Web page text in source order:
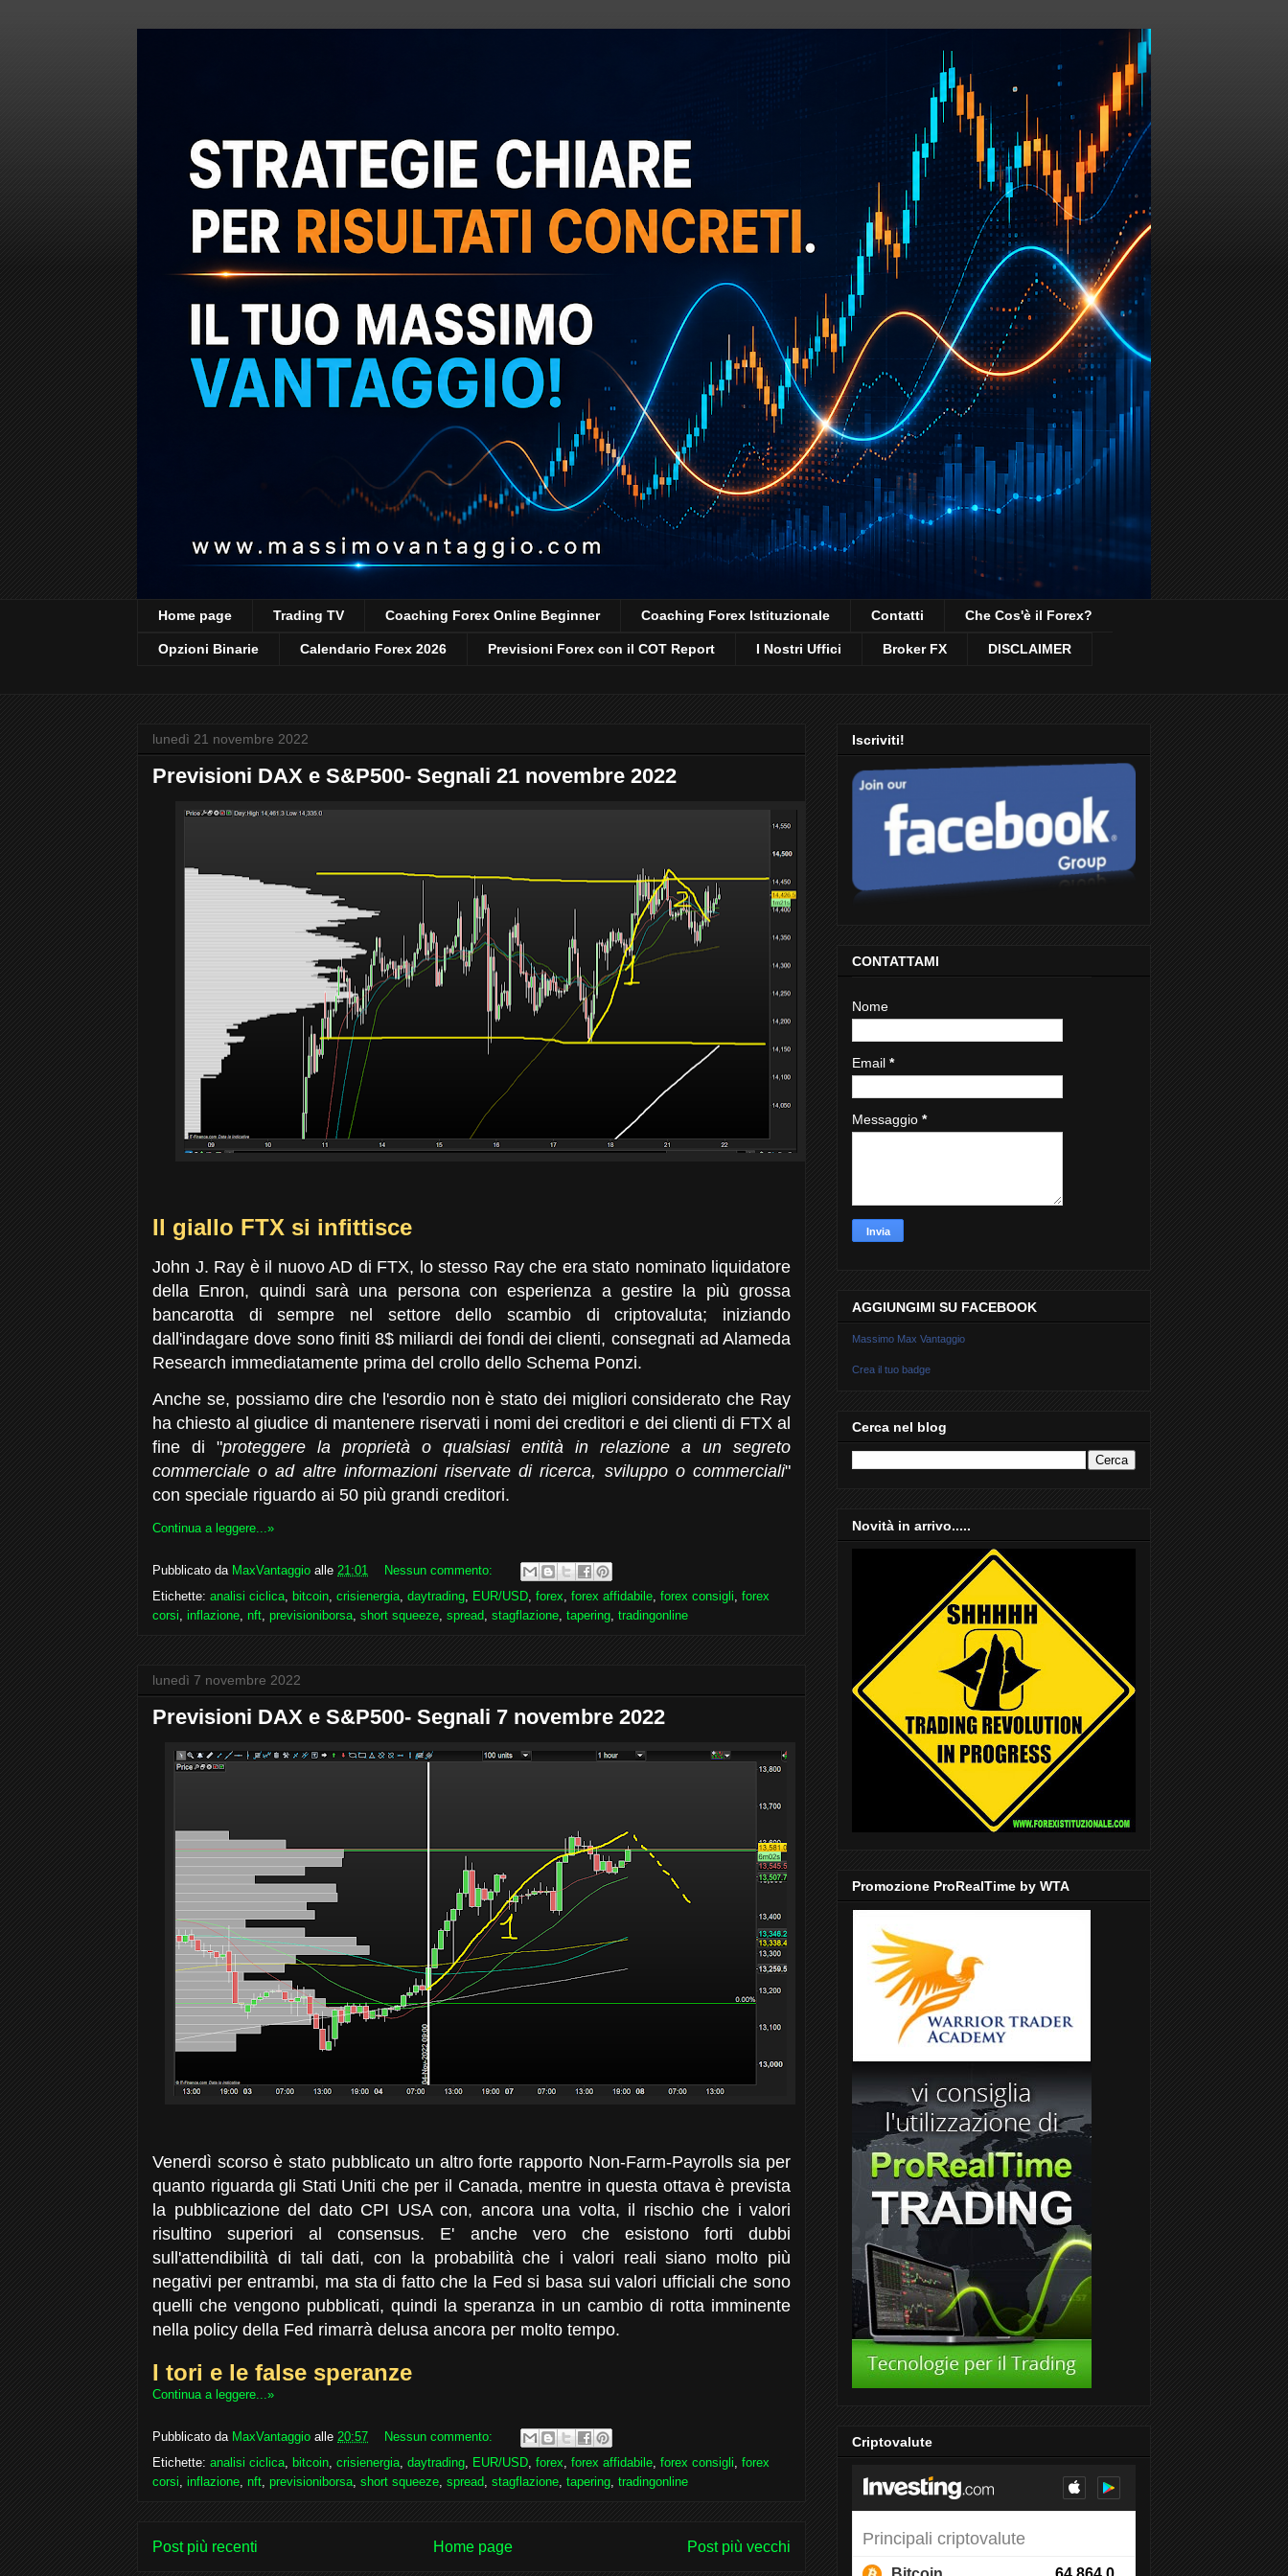
Home page Trading TV Coaching Forex Online Beginner Coaching Forex Istituzionale Contatti Che Cos'è il Forex?
Opzioni Binarie Calendario Forex 2026 Previsioni Forex con il COT Report I Nostri Uffici Broker FX DISCLAIMER
lunedì 21 novembre 2022
Previsioni DAX e S&P500- Segnali 21 novembre 2022
Il giallo FTX si infittisce
John J. Ray è il nuovo AD di FTX, lo stesso Ray che era stato nominato liquidatore
della Enron, quindi sarà una persona con esperienza a gestire la più grossa
bancarotta di sempre nel settore dello scambio di criptovaluta; iniziando
dall'indagare dove sono finiti 8$ miliardi dei fondi dei clienti, consegnati ad Alameda
Research immediatamente prima del crollo dello Schema Ponzi.
Anche se, possiamo dire che l'esordio non è stato dei migliori considerato che Ray
ha chiesto al giudice di mantenere riservati i nomi dei creditori e dei clienti di FTX al
fine di "proteggere la proprietà o qualsiasi entità in relazione a un segreto
commerciale o ad altre informazioni riservate di ricerca, sviluppo o commerciali"
con speciale riguardo ai 50 più grandi creditori.
Continua a leggere...»
Pubblicato da MaxVantaggio alle 21:01
Nessun commento:
Etichette: analisi ciclica bitcoin crisienergia daytrading EUR/USD forex forex affidabile forex consigli forex
corsi inflazione nft previsioniborsa short squeeze spread stagflazione tapering tradingonline
lunedì 7 novembre 2022
Previsioni DAX e S&P500- Segnali 7 novembre 2022
Venerdì scorso è stato pubblicato un altro forte rapporto Non-Farm-Payrolls sia per
quanto riguarda gli Stati Uniti che per il Canada, mentre in questa ottava è prevista
la pubblicazione del dato CPI USA con, ancora una volta, il rischio che i valori
risultino superiori al consensus. E' anche vero che esistono forti dubbi
sull'attendibilità di tali dati, con la probabilità che i valori reali siano molto più
negativi per entrambi, ma sta di fatto che la Fed si basa sui valori ufficiali che sono
quelli che vengono pubblicati, quindi la speranza in un cambio di rotta imminente
nella policy della Fed rimarrà delusa ancora per molto tempo.
I tori e le false speranze
Continua a leggere...»
Pubblicato da MaxVantaggio alle 20:57
Nessun commento:
Etichette: analisi ciclica bitcoin crisienergia daytrading EUR/USD forex forex affidabile forex consigli forex
corsi inflazione nft previsioniborsa short squeeze spread stagflazione tapering tradingonline
Post più recenti Post più vecchi
Home page
Iscriviti!
CONTATTAMI
Nome
Email *
Messaggio *
AGGIUNGIMI SU FACEBOOK
Massimo Max Vantaggio
Crea il tuo badge
Cerca nel blog
Novità in arrivo.....
Promozione ProRealTime by WTA
Criptovalute